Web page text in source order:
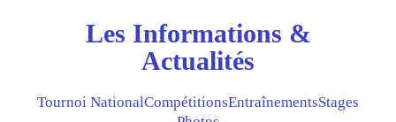
Les Informations &
Actualités
Tournoi NationalCompétitionsEntraînementsStages